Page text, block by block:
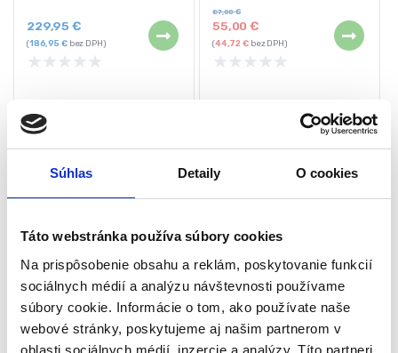
Súhlas Detaily O cookies
Táto webstránka používa súbory cookies
Na prispôsobenie obsahu a reklám, poskytovanie funkcií
sociálnych médií a analýzu návštevnosti používame
súbory cookie. Informácie o tom, ako používate naše
webové stránky, poskytujeme aj našim partnerom v
oblasti sociálnych médií, inzercie a analýzy. Títo partneri
229,95€
(186,95 €bez DPH)
★ ★ ★ ★ ★
Výška: 74cm
55,00€
87,00€
(44,72€bez DPH)
★ ★ ★ ★ ★
Písacie stoly
Počítačový, kancelársky
Písacie stoly
Moderný písací stôl – biely |